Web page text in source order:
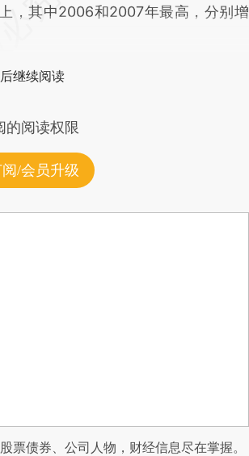
，其中2006和2007年最高，分别增
继续阅读
阅读权限
/会员升级
票债券、公司人物，财经信息尽在掌握。